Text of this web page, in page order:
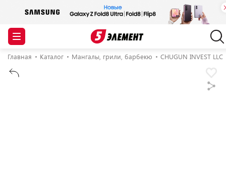
Главная Каталог Мангалы, грили, барбекю CHUGUN INVEST LLC